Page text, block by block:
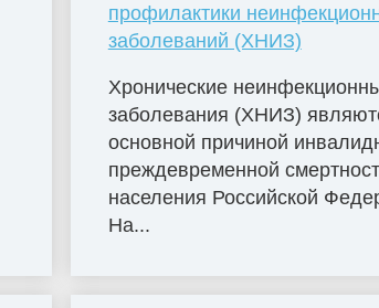
профилактики
заболеваний (ХНИЗ)
Хронические
заболевания (ХНИЗ)
основной причиной
преждевременной
населения Российской
На...